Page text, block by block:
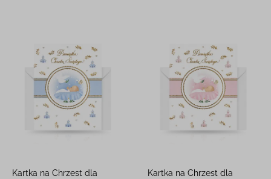
Kartka na Chrzest dla
Kartka na Chrzest dla